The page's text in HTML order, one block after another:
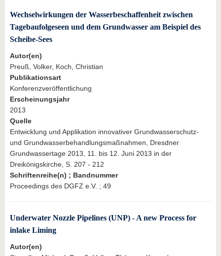
Wechselwirkungen der Wasserbeschaffenheit zwischen
Tagebaufolgeseen und dem Grundwasser am Beispiel des
Scheibe-Sees
Autor(en)
Preuß, Volker, Koch, Christian
Publikationsart
Konferenzveröffentlichung
Erscheinungsjahr
2013
Quelle
Entwicklung und Applikation innovativer Grundwasserschutz-
und Grundwasserbehandlungsmaßnahmen, Dresdner
Grundwassertage 2013, 11. bis 12. Juni 2013 in der
Dreikönigskirche, S. 207 - 212
Schriftenreihe(n) ; Bandnummer
Proceedings des DGFZ e.V. ; 49
Underwater Nozzle Pipelines (UNP) - A new Process for
inlake Liming
Autor(en)